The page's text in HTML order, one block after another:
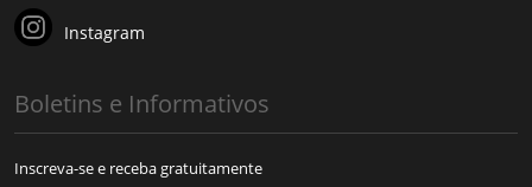
Instagram
Boletins e Informativos
Inscreva-se e receba gratuitamente